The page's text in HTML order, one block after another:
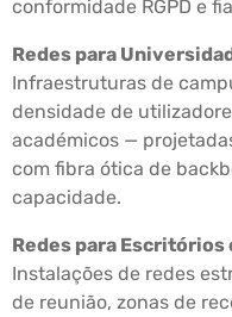
conformidade RGPD e
Redes para
Infraestruturas de
densidade de
académicos —
com fibra ótica de
capacidade.
Redes para Escritórios
Instalações de redes
de reunião, zonas de